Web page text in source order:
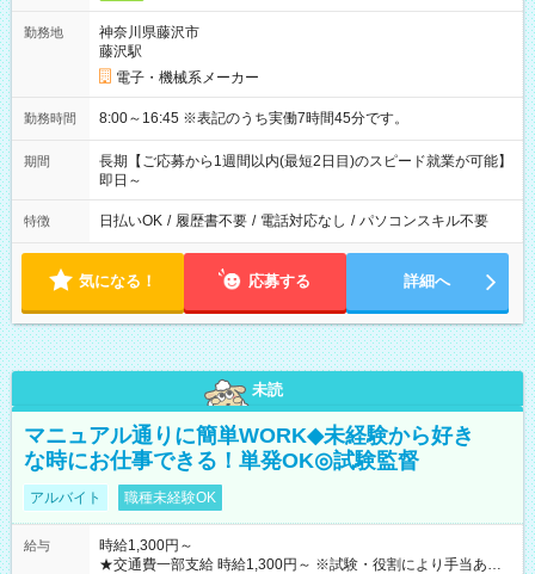
勤務地
神奈川県藤沢市
藤沢駅
電子・機械系メーカー
勤務時間 8:00～16:45 ※表記のうち実働7時間45分です。
期間
長期【ご応募から1週間以内(最短2日目)のスピード就業が可能】
即日～
特徴 日払いOK / 履歴書不要 / 電話対応なし / パソコンスキル不要
気になる！ 応募する 詳細へ
未読
マニュアル通りに簡単WORK◆未経験から好き
な時にお仕事できる！単発OK◎試験監督
アルバイト 職種未経験OK
給与
時給1,300円～
★交通費一部支給 時給1,300円～ ※試験・役割により手当あり